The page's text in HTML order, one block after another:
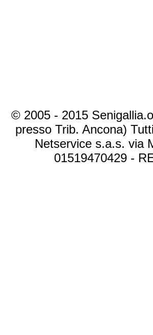
© 2005 - 2015
presso Trib. Ancona)
Netservice s.a.s. via
01519470429 -